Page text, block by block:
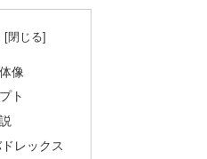
像
ト
レックス